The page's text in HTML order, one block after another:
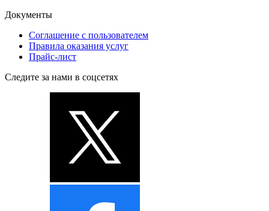
Документы
Соглашение с пользователем
Правила оказания услуг
Прайс-лист
Следите за нами в соцсетях